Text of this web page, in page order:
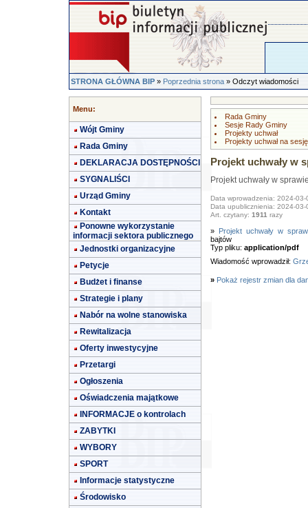
STRONA GŁÓWNA BIP»Poprzednia strona» Odczyt wiadomości
Menu:
Wójt Gminy
Rada Gminy
DEKLARACJA DOSTĘPNOŚCI
SYGNALIŚCI
Urząd Gminy
Kontakt
Ponowne wykorzystanie
informacji sektora publicznego
Jednostki organizacyjne
Petycje
Budżet i finanse
Strategie i plany
Nabór na wolne stanowiska
Rewitalizacja
Oferty inwestycyjne
Przetargi
Ogłoszenia
Oświadczenia majątkowe
INFORMACJE o kontrolach
ZABYTKI
WYBORY
SPORT
Informacje statystyczne
Środowisko
Rada Gminy
Sesje Rady Gminy
Projekty uchwał
Projekty uchwał na
Projekt uchwały w
Projekt uchwały w
Data wprowadzenia: 2024-03-
Data upublicznienia: 2024-03-
Art. czytany: 1911razy
» Projekt uchwały w
bajtów
Typ pliku: application/pdf
Wiadomość wprowadził:
» Pokaż rejestr zmian dla